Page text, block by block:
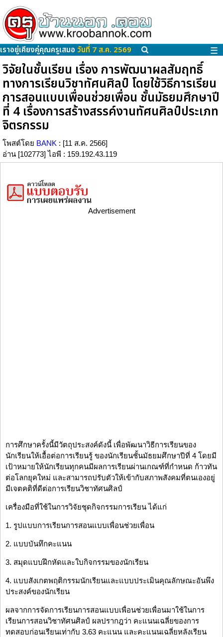
เราอยู่เคียงคู่คุณครูเสมอ วันที่ 7 ส.ค. 2569 ☰
วิจัยในชั้นเรียน เรื่อง การพัฒนาผลสัมฤทธิ์
ทางการเรียนวิชาทัศนศิลป์ โดยใช้วิธีการเรียน
การสอนแบบเพื่อนช่วยเพื่อน ชั้นมัธยมศึกษาปี
ที่ 4 เรื่องการสร้างสรรค์งานทัศนศิลป์ประเภท
จิตรกรรม
โพสต์โดย BANK : [11 ส.ค. 2566]
อ่าน [102773] ไอพี : 159.192.43.119
Advertisement
การศึกษาครั้งนี้มีวัตถุประสงค์ดังนี้ เพื่อพัฒนาวิธีการเรียนของ
นักเรียนให้เอื้อต่อการเรียนรู้ ของนักเรียนชั้นมัธยมศึกษาปีที่ 4 โดยมี
เป้าหมายให้นักเรียนทุกคนมีผลการเรียนผ่านเกณฑ์ที่กำหนด ก้าวทัน
ต่อโลกยุคใหม่ และสามารถปรับตัวให้เข้ากับสภาพสังคมที่ตนเองอยู่
มีเจตคติที่ดีต่อการเรียนวิชาทัศนศิลป์
เครื่องมือที่ใช้ในการวิจัยชุดกิจกรรมการเรียน ได้แก่
1. รูปแบบการเรียนการสอนแบบเพื่อนช่วยเพื่อน
2. แบบบันทึกคะแนน
3. สมุดแบบฝึกหัดและใบกิจกรรมของนักเรียน
4. แบบสังเกตพฤติกรรมนักเรียนและแบบประเมินคุณลักษณะอันพึง
ประสงค์ของนักเรียน
ผลจากการจัดการเรียนการสอนแบบเพื่อนช่วยเพื่อนมาใช้ในการ
เรียนการสอนวิชาทัศนศิลป์ ผลปรากฎว่า คะแนนเฉลี่ยของการ
ทดสอบก่อนเรียนเท่ากับ 3.63 คะแนน และคะแนนเฉลี่ยหลังเรียน